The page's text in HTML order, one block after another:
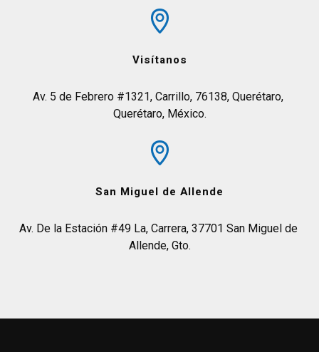
Visítanos
Av. 5 de Febrero #1321, Carrillo, 76138, Querétaro,
Querétaro, México.
San Miguel de Allende
Av. De la Estación #49 La, Carrera, 37701 San Miguel de
Allende, Gto.